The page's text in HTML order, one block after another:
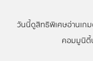
วันนี้ดูสิทธิพิเศษอ่านเกม
คอมมูนิตี้